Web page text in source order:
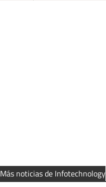
Más noticias de Infotechnology